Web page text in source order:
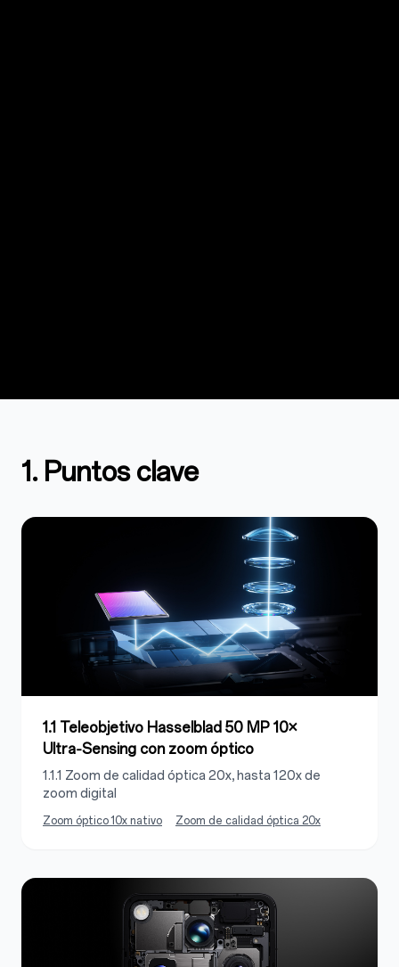
1. Puntos clave
1.1 Teleobjetivo Hasselblad 50 MP 10×
Ultra‑Sensing con zoom óptico
1.1.1 Zoom de calidad óptica 20x, hasta 120x de
zoom digital
Zoom óptico 10x nativo Zoom de calidad óptica 20x